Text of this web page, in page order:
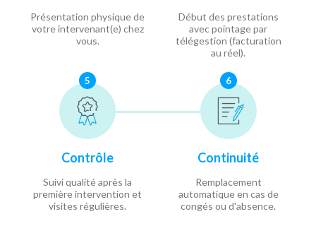
Présentation physique de
votre intervenant(e) chez
vous.
Début des prestations
avec pointage par
télégestion (facturation
au réel).
5
Contrôle
Suivi qualité après la
première intervention et
visites régulières.
6
Continuité
Remplacement
automatique en cas de
congés ou d'absence.